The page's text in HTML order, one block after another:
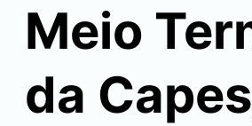
Meio
da